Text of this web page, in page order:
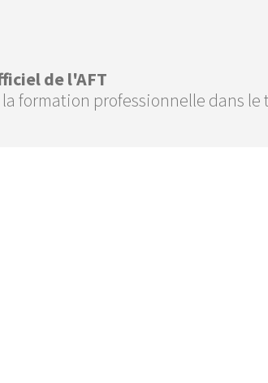
de l'AFT
formation professionnelle dans le